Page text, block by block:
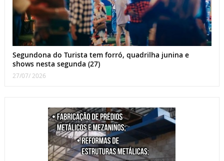
Segundona do Turista tem forró, quadrilha junina e
shows nesta segunda (27)
27/07/ 2026